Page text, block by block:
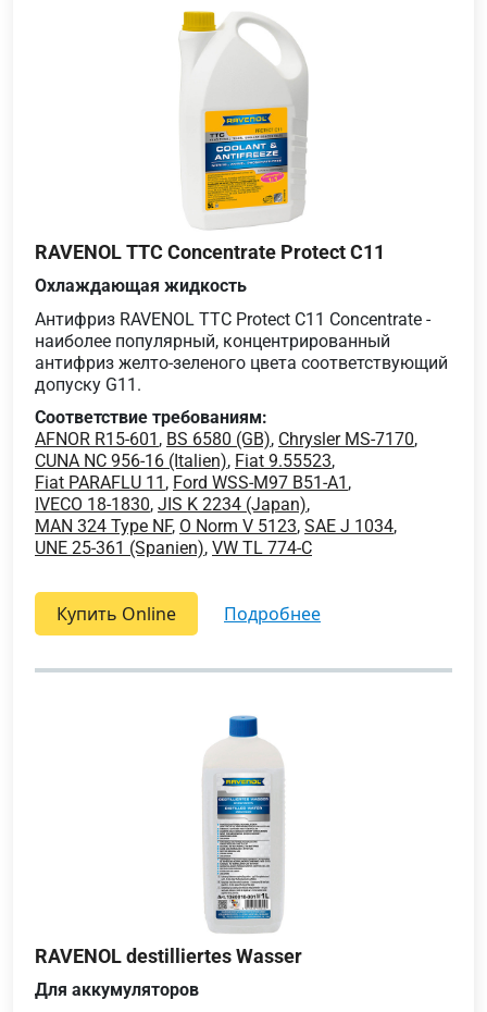
RAVENOL TTC Concentrate Protect C11
Охлаждающая жидкость
Антифриз RAVENOL TTC Protect C11 Concentrate -
наиболее популярный, концентрированный
антифриз желто-зеленого цвета соответствующий
допуску G11.
Соответствие требованиям:
AFNOR R15-601 , BS 6580 (GB), Chrysler MS-7170,
CUNA NC 956-16 (Italien), Fiat 9.55523,
Fiat PARAFLU 11 , Ford WSS-M97 B51-A1 ,
IVECO 18-1830, JIS K 2234 (Japan),
MAN 324 Type NF, O Norm V 5123, SAE J 1034,
UNE 25-361 (Spanien), VW TL 774-C
Купить Online подробнее
RAVENOL destilliertes Wasser
Для аккумуляторов